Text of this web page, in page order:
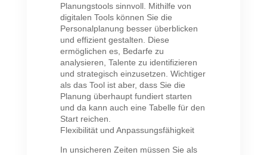
Planungstools sinnvoll. Mithilfe von
digitalen Tools können Sie die
Personalplanung besser überblicken
und effizient gestalten. Diese
ermöglichen es, Bedarfe zu
analysieren, Talente zu identifizieren
und strategisch einzusetzen. Wichtiger
als das Tool ist aber, dass Sie die
Planung überhaupt fundiert starten
und da kann auch eine Tabelle für den
Start reichen.
Flexibilität und Anpassungsfähigkeit
In unsicheren Zeiten müssen Sie als